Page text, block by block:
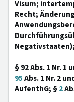
Visum;
Recht;
§ 92 Abs. 1 Nr. 1
95Abs. 1 Nr. 2
AufenthG; §2